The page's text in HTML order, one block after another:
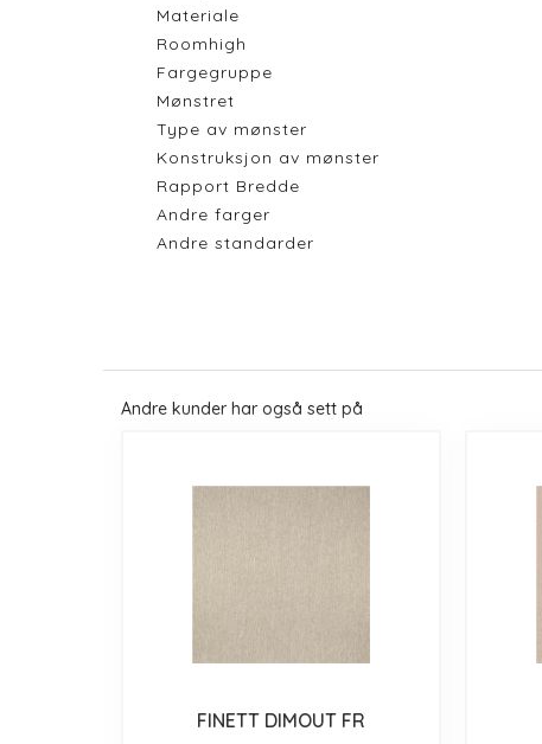
Materiale
Roomhigh
Fargegruppe
Mønstret
Type av mønster
Konstruksjon av mønster
Rapport Bredde
Andre farger
Andre standarder
Andre kunder har også sett på
FINETT DIMOUT FR